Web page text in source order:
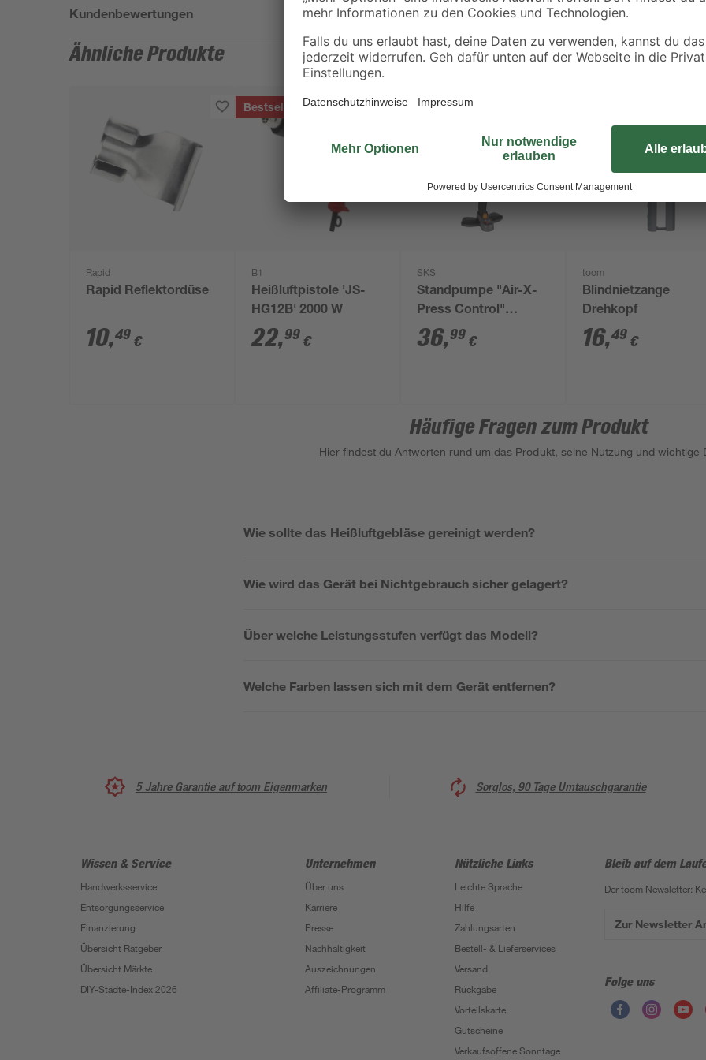
Kundenbewertungen
Ähnliche Produkte
Rapid
Rapid Reflektordüse
10,49 €
Bestseller
B1
Heißluftpistole 'JS-
HG12B' 2000 W
22,99 €
SKS
Standpumpe "Air-X-
Press Control"
Kunststoff schwarz
36,99 €
toom
Blindnietzange
Drehkopf
16,49 €
Häufige Fragen zum Produkt
Hier findest du Antworten rund um das Produkt, seine Nutzung und wichtige
Wie sollte das Heißluftgebläse gereinigt werden?
Wie wird das Gerät bei Nichtgebrauch sicher gelagert?
Über welche Leistungsstufen verfügt das Modell?
Welche Farben lassen sich mit dem Gerät entfernen?
5 Jahre Garantie auf toom Eigenmarken Sorglos, 90 Tage Umtauschgarantie
Wissen & Service
Handwerksservice
Entsorgungsservice
Finanzierung
Übersicht Ratgeber
Übersicht Märkte
DIY-Städte-Index 2026
Unternehmen
Über uns
Karriere
Presse
Nachhaltigkeit
Auszeichnungen
Affiliate-Programm
Nützliche Links
Leichte Sprache
Hilfe
Zahlungsarten
Bestell- & Lieferservices
Versand
Rückgabe
Vorteilskarte
Gutscheine
Verkaufsoffene Sonntage
Bleib auf dem
Der toom Newsletter:
Zur Newsletter
Folge uns